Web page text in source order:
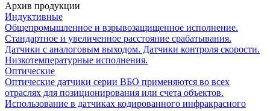
Архив продукции
Индуктивные
Общепромышленное и взрывозащищенное исполнение.
Стандартное и увеличенное расстояние срабатывания.
Датчики с аналоговым выходом. Датчики контроля скорости.
Низкотемпературные исполнения.
Оптические
Оптические датчики серии ВБО применяются во всех
отраслях для позиционирования или счета объектов.
Использование в датчиках кодированного инфракрасного